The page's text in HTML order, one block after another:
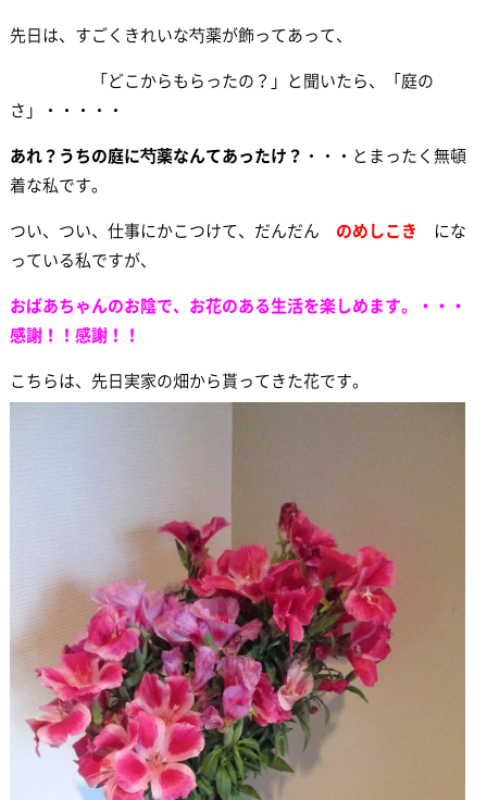
先日は、すごくきれいな芍薬が飾ってあって、
「どこからもらったの？」と聞いたら、「庭の
さ」・・・・・
あれ？うちの庭に芍薬なんてあったけ？ ・・・とまったく無頓
着な私です。
つい、つい、仕事にかこつけて、だんだん のめしこき
にな
っている私ですが、
おばあちゃんのお陰で、お花のある生活を楽しめます。・・・
感謝！！感謝！！
こちらは、先日実家の畑から貰ってきた花です。